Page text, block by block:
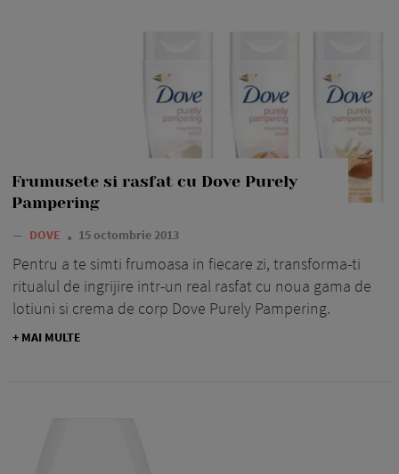
Frumusete si rasfat cu Dove Purely
Pampering
— DOVE 15 octombrie 2013
Pentru a te simti frumoasa in fiecare zi, transforma-ti
ritualul de ingrijire intr-un real rasfat cu noua gama de
lotiuni si crema de corp Dove Purely Pampering.
+ MAI MULTE